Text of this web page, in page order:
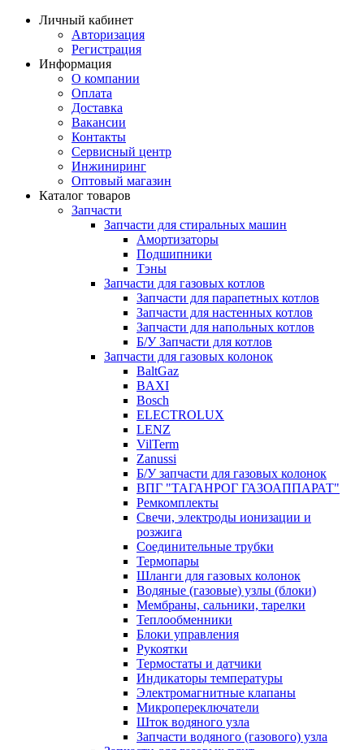
Личный кабинет
Авторизация
Регистрация
Информация
О компании
Оплата
Доставка
Вакансии
Контакты
Сервисный центр
Инжиниринг
Оптовый магазин
Каталог товаров
Запчасти
Запчасти для стиральных машин
Амортизаторы
Подшипники
Тэны
Запчасти для газовых котлов
Запчасти для парапетных котлов
Запчасти для настенных котлов
Запчасти для напольных котлов
Б/У Запчасти для котлов
Запчасти для газовых колонок
BaltGaz
BAXI
Bosch
ELECTROLUX
LENZ
VilTerm
Zanussi
Б/У запчасти для газовых колонок
ВПГ "ТАГАНРОГ ГАЗОАППАРАТ"
Ремкомплекты
Свечи, электроды ионизации и
розжига
Соединительные трубки
Термопары
Шланги для газовых колонок
Водяные (газовые) узлы (блоки)
Мембраны, сальники, тарелки
Теплообменники
Блоки управления
Рукоятки
Термостаты и датчики
Индикаторы температуры
Электромагнитные клапаны
Микропереключатели
Шток водяного узла
Запчасти водяного (газового) узла